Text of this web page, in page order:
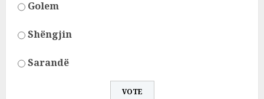
Golem
Shëngjin
Sarandë